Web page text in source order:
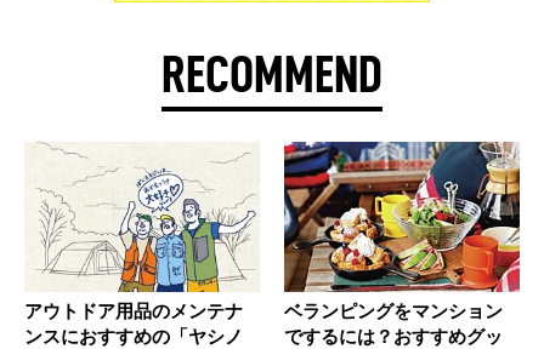
RECOMMEND
アウトドア用品のメンテナ
ンスにおすすめの「ヤシノ
ベランピングをマンション
でするには？おすすめグッ